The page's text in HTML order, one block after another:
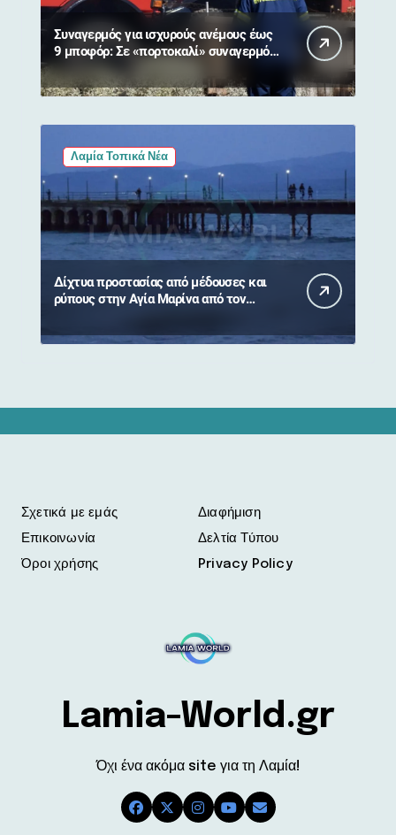
Συναγερμός για ισχυρούς ανέμους έως
9 μποφόρ: Σε «πορτοκαλί» συναγερμό
η Στερεά Ελλάδα
Λαμία Τοπικά Νέα
Δίχτυα προστασίας από μέδουσες και
ρύπους στην Αγία Μαρίνα από τον
Σχετικά με εμάς
Επικοινωνία
Όροι χρήσης
Διαφήμιση
Δελτία Τύπου
Privacy Policy
Lamia-World.gr
Όχι ένα ακόμα site για τη Λαμία!